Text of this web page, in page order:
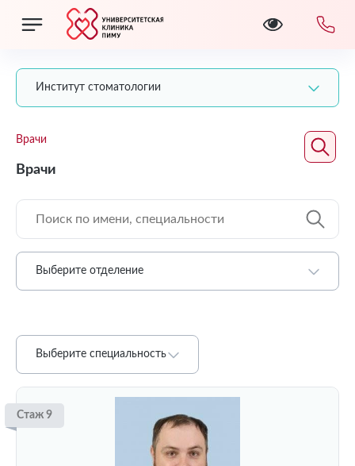
Институт стоматологии
Врачи
Врачи
Выберите отделение
Выберите специальность
Стаж 9